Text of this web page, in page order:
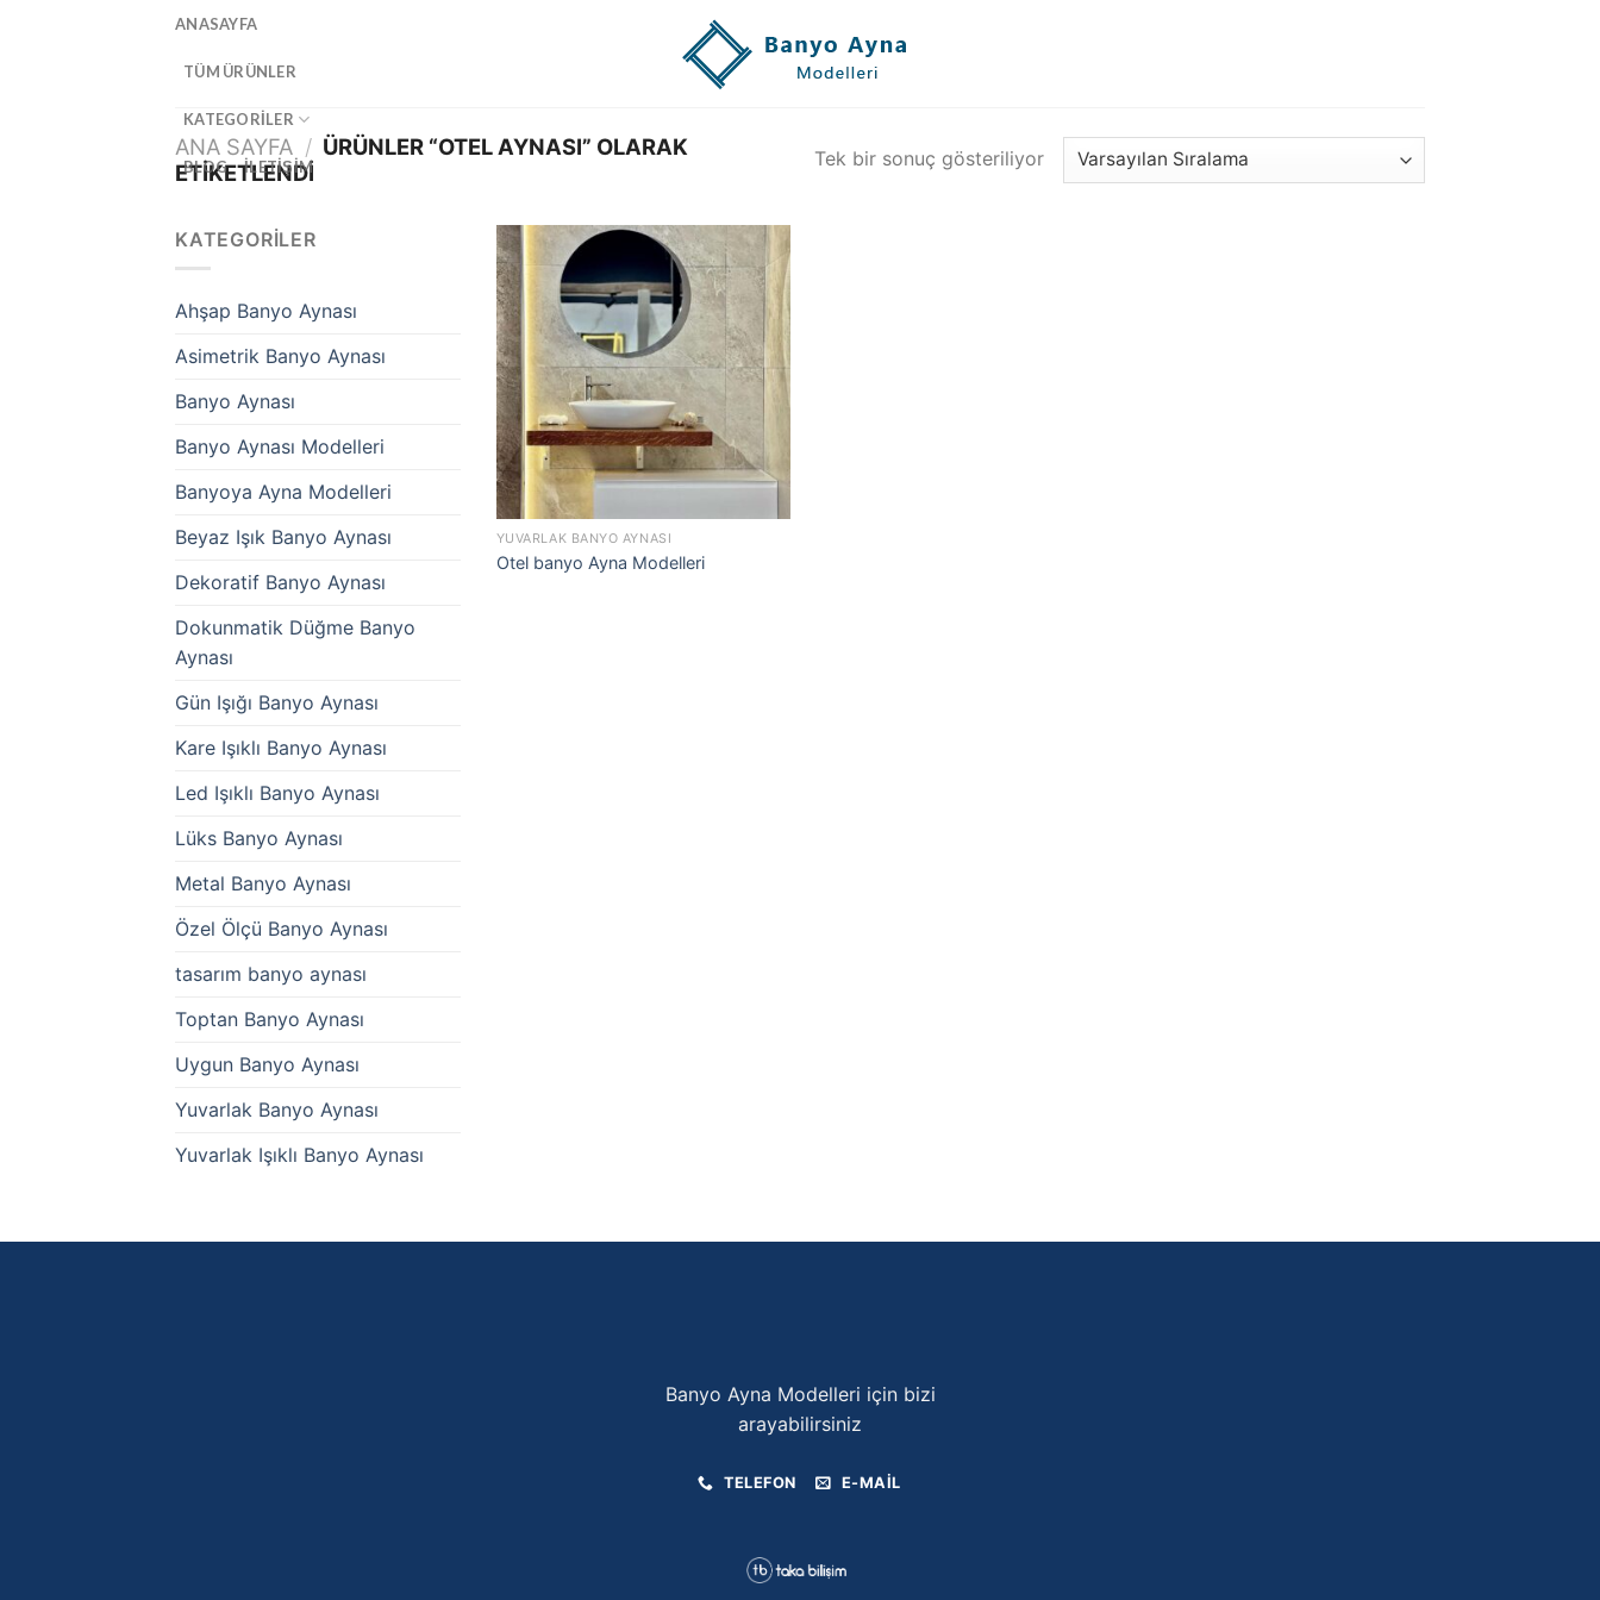
ANASAYFA
TÜM ÜRÜNLER
KATEGORILER
BLOG İLETIŞIM
ANA SAYFA / ÜRÜNLER “OTEL AYNASI” OLARAK
ETIKETLENDI
Tek bir sonuç gösteriliyor
KATEGORILER
Ahşap Banyo Aynası
Asimetrik Banyo Aynası
Banyo Aynası
Banyo Aynası Modelleri
Banyoya Ayna Modelleri
Beyaz Işık Banyo Aynası
Dekoratif Banyo Aynası
Dokunmatik Düğme Banyo
Aynası
Gün Işığı Banyo Aynası
Kare Işıklı Banyo Aynası
Led Işıklı Banyo Aynası
Lüks Banyo Aynası
Metal Banyo Aynası
Özel Ölçü Banyo Aynası
tasarım banyo aynası
Toptan Banyo Aynası
Uygun Banyo Aynası
Yuvarlak Banyo Aynası
Yuvarlak Işıklı Banyo Aynası
YUVARLAK BANYO AYNASI
Otel banyo Ayna Modelleri
Banyo Ayna Modelleri için bizi
arayabilirsiniz
TELEFON E-MAIL